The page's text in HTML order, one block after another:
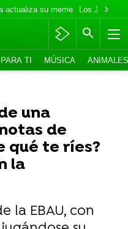
actualiza su meme Los Jonas
PARA TI MÚSICA ANIMALES
una
de
qué te ríes?
la
la EBAU, con